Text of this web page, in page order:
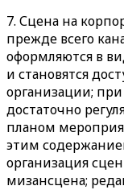
7. Сцена на
прежде всего
оформляются в
и становятся
организации;
достаточно
планом
этим
организация
мизансцена;